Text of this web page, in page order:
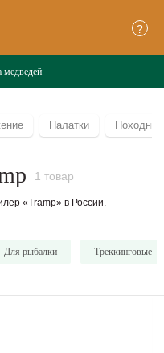
?
Палатки
1 товар
«Tramp» в России.
Для рыбалки Треккинговые